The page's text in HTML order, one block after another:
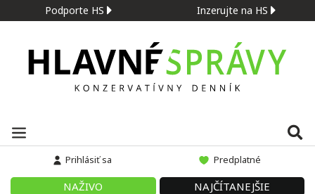
Podporte HS Inzerujte na HS
Prihlásiť sa Predplatné
NAŽIVO
NAJČÍTANEJŠIE